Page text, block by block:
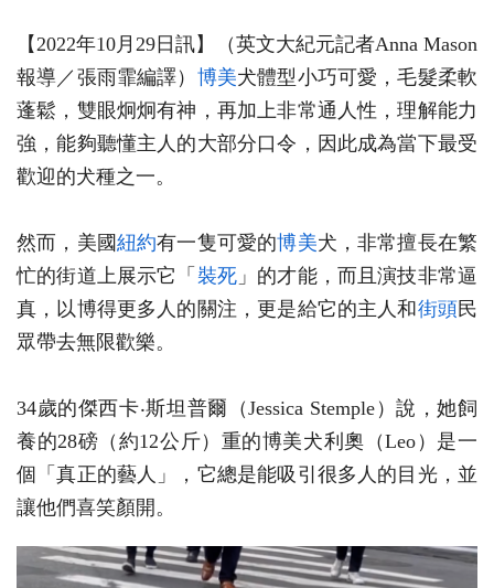
【2022年10月29日訊】（英文大紀元記者Anna Mason
報導／張雨霏編譯） 博美犬體型小巧可愛，毛髮柔軟
蓬鬆，雙眼炯炯有神，再加上非常通人性，理解能力
強，能夠聽懂主人的大部分口令，因此成為當下最受
歡迎的犬種之一。
然而，美國紐約有一隻可愛的博美犬，非常擅長在繁
忙的街道上展示它「 裝死 」的才能，而且演技非常逼
真，以博得更多人的關注，更是給它的主人和街頭民
眾帶去無限歡樂。
34歲的傑西卡‧斯坦普爾（Jessica Stemple）說，她飼
養的28磅（約12公斤）重的博美犬利奧（Leo）是一
個「真正的藝人」，它總是能吸引很多人的目光，並
讓他們喜笑顏開。